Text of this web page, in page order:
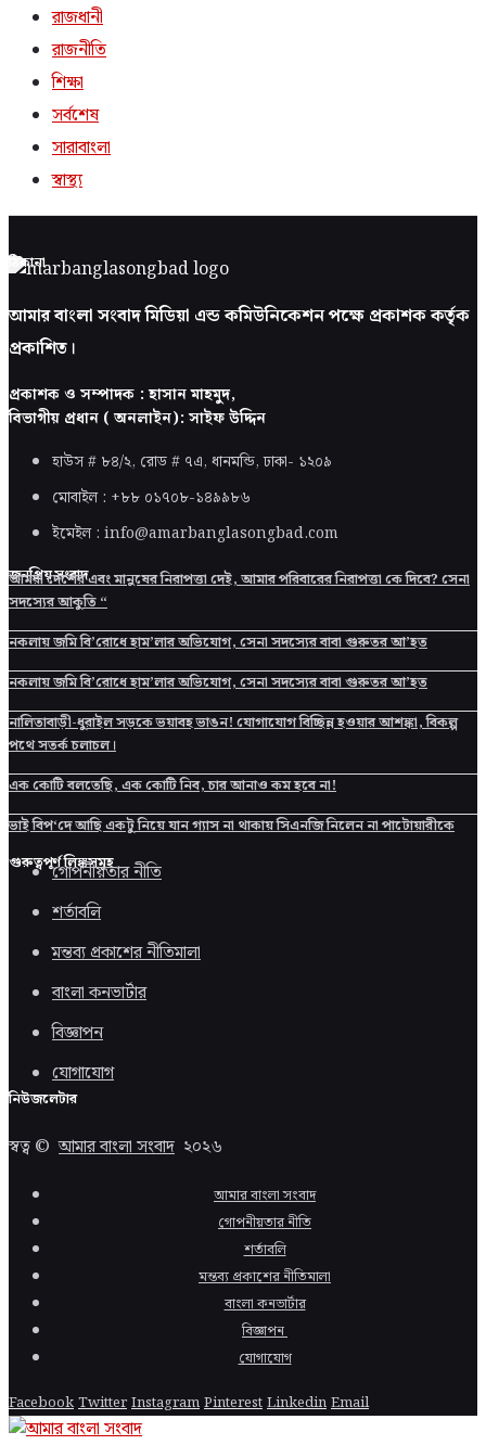
রাজধানী
রাজনীতি
শিক্ষা
সর্বশেষ
সারাবাংলা
স্বাস্থ্য
ঠিকানা
আমার বাংলা সংবাদ মিডিয়া এন্ড কমিউনিকেশন পক্ষে প্রকাশক কর্তৃক
প্রকাশিত।
প্রকাশক ও সম্পাদক : হাসান মাহমুদ,
বিভাগীয় প্রধান ( অনলাইন): সাইফ উদ্দিন
হাউস # ৮৪/২, রোড # ৭এ, ধানমন্ডি, ঢাকা- ১২০৯
মোবাইল : +৮৮ ০১৭০৮-১৪৯৯৮৬
ইমেইল : info@amarbanglasongbad.com
জনপ্রিয় সংবাদ
আমরা দেশের এবং মানুষের নিরাপত্তা দেই, আমার পরিবারের নিরাপত্তা কে দিবে? সেনা
সদস্যের আকুতি “
নকলায় জমি বি’রোধে হাম’লার অভিযোগ, সেনা সদস্যের বাবা গুরুতর আ’হত
নকলায় জমি বি’রোধে হাম’লার অভিযোগ, সেনা সদস্যের বাবা গুরুতর আ’হত
নালিতাবাড়ী-ধুরাইল সড়কে ভয়াবহ ভাঙন! যোগাযোগ বিচ্ছিন্ন হওয়ার আশঙ্কা, বিকল্প
পথে সতর্ক চলাচল।
এক কোটি বলতেছি, এক কোটি নিব, চার আনাও কম হবে না!
ভাই বিপ‘দে আছি একটু নিয়ে যান গ্যাস না থাকায় সিএনজি নিলেন না পাটোয়ারীকে
গুরুত্বপূর্ণ লিঙ্কসমূহ
গোপনীয়তার নীতি
শর্তাবলি
মন্তব্য প্রকাশের নীতিমালা
বাংলা কনভার্টার
বিজ্ঞাপন
যোগাযোগ
নিউজলেটার
স্বত্ব ©আমার বাংলা সংবাদ ২০২৬
আমার বাংলা সংবাদ
গোপনীয়তার নীতি
শর্তাবলি
মন্তব্য প্রকাশের নীতিমালা
বাংলা কনভার্টার
বিজ্ঞাপন
যোগাযোগ
FacebookTwitterInstagramPinterestLinkedinEmail